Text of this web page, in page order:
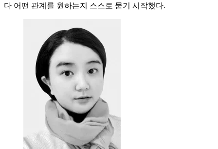
다 어떤 관계를 원하는지 스스로 묻기 시작했다.